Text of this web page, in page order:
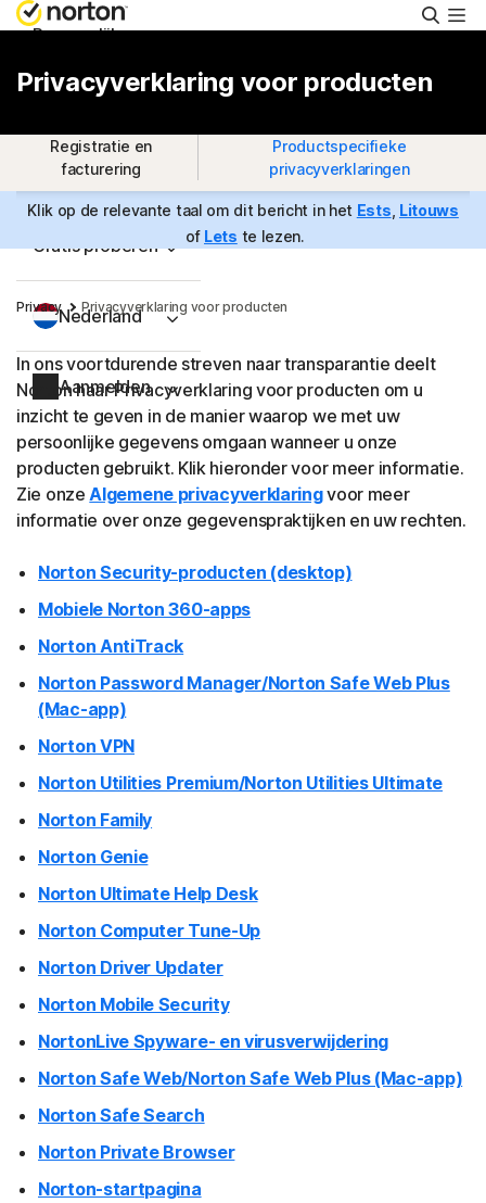
Persoonlijk
Ondersteuning
Gratis proberen
Nederland
Aanmelden
Privacyverklaring voor producten
Registratie en
facturering
Productspecifieke
privacyverklaringen
Klik op de relevante taal om dit bericht in het Ests Litouws
of Lets te lezen.
Privacy Privacyverklaring voor producten
In ons voortdurende streven naar transparantie deelt
Norton haar Privacyverklaring voor producten om u
inzicht te geven in de manier waarop we met uw
persoonlijke gegevens omgaan wanneer u onze
producten gebruikt. Klik hieronder voor meer informatie.
Zie onzeAlgemene privacyverklaringvoor meer
informatie over onze gegevenspraktijken en uw rechten.
Norton Security-producten (desktop)
Mobiele Norton 360-apps
Norton AntiTrack
Norton Password Manager/Norton Safe Web Plus
(Mac-app)
Norton VPN
Norton Utilities Premium/Norton Utilities Ultimate
Norton Family
Norton Genie
Norton Ultimate Help Desk
Norton Computer Tune-Up
Norton Driver Updater
Norton Mobile Security
NortonLive Spyware- en virusverwijdering
Norton Safe Web/Norton Safe Web Plus (Mac-app)
Norton Safe Search
Norton Private Browser
Norton-startpagina